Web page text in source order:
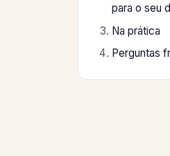
para o seu
Na prática
Perguntas